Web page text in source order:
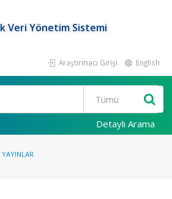
Veri Yönetim Sistemi
Araştırmacı Girişi English
Detaylı Arama
YAYINLAR